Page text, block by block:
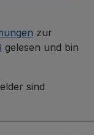
zur
gelesen und bin
sind